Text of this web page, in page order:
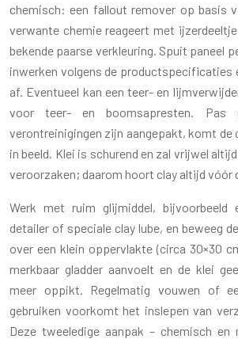
chemisch: een fallout remover op basis
verwante chemie reageert met
bekende paarse verkleuring. Spuit paneel
inwerken volgens de productspecificaties
af. Eventueel kan een teer- en
voor teer- en boomsapresten. Pas
verontreinigingen zijn aangepakt, komt de
in beeld. Klei is schurend en zal vrijwel
veroorzaken; daarom hoort clay altijd vóór
Werk met ruim glijmiddel, bijvoorbeeld
detailer of speciale clay lube, en beweeg
over een klein oppervlakte (circa 30×30
merkbaar gladder aanvoelt en de klei
meer oppikt. Regelmatig vouwen of
gebruiken voorkomt het inslepen van
Deze tweeledige aanpak – chemisch en